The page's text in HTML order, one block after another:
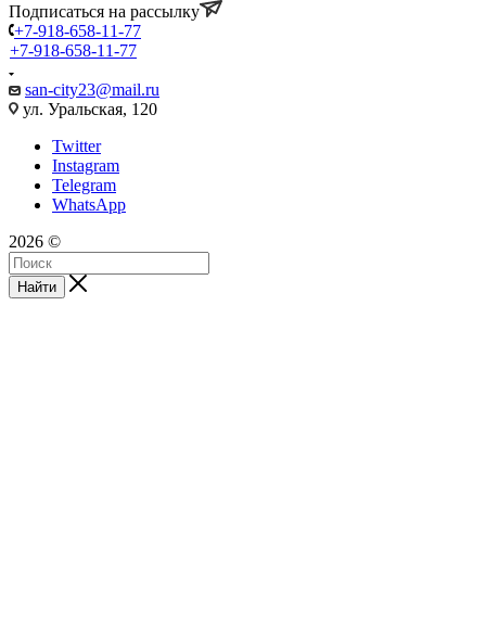
Подписаться на рассылку
+7-918-658-11-77
+7-918-658-11-77
san-city23@mail.ru
ул. Уральская, 120
Twitter
Instagram
Telegram
WhatsApp
2026 ©
Найти